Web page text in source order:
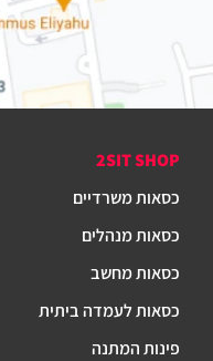
2SIT SHOP
כסאות משרדיים
כסאות מנהלים
כסאות מחשב
כסאות לעמדה ביתית
פינות המתנה